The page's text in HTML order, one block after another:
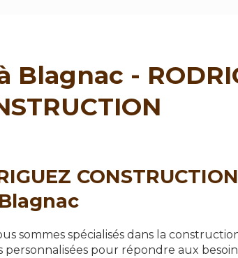
Blagnac -
sommes spécialisés dans la
pour répondre aux